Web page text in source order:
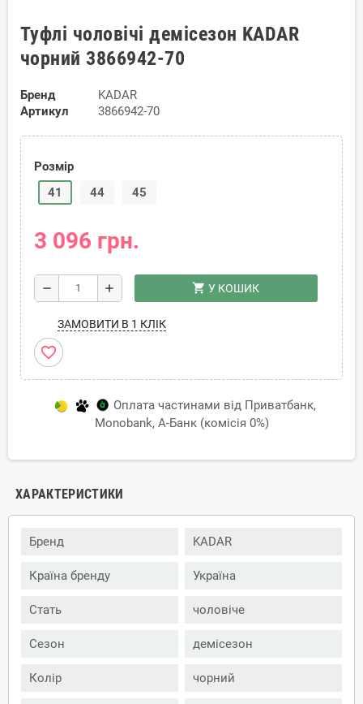
Туфлі чоловічі демісезон KADAR
чорний 3866942-70
Бренд
KADAR
Артикул
3866942-70
Розмір
41
44 45
3 096 грн.
remove add shopping_cart У КОШИК
ЗАМОВИТИ В 1 КЛІК
favorite_border
Оплата частинами від Приватбанк,
Monobank, А-Банк (комісія 0%)
ХАРАКТЕРИСТИКИ
Бренд KADAR
Країна бренду Україна
Стать чоловіче
Сезон демісезон
Колір чорний